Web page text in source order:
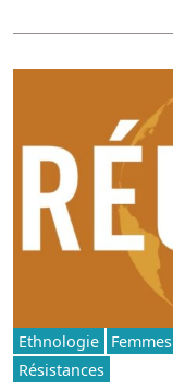
Ethnologie Femmes
Résistances